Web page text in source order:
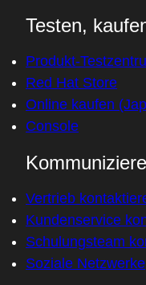
Testen,
Produkt-
Red Hat Store
Online kaufen
Console
Vertrieb
Kundenservice
Schulungsteam
Soziale Netzwerke